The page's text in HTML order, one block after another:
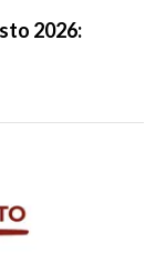
2026: